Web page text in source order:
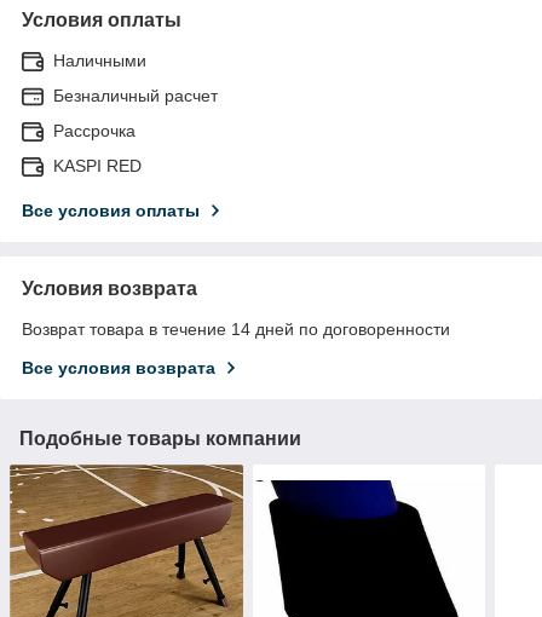
Условия оплаты
Наличными
Безналичный расчет
Рассрочка
KASPI RED
Все условия оплаты
Условия возврата
Возврат товара в течение 14 дней по договоренности
Все условия возврата
Подобные товары компании